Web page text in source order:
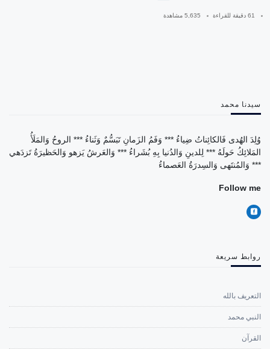
61 دقيقة للقراءة 5,635 مشاهدة
سيدنا محمد
وُلِدَ الهُدى فَالكائِناتُ ضِياءُ *** وَفَمُ الزَمانِ تَبَسُّمٌ وَثَناءُ *** الروحُ وَالمَلَأُ
المَلائِكُ حَولَهُ *** لِلدينِ وَالدُنيا بِهِ بُشَراءُ *** وَالعَرشُ يَزهو وَالحَظيرَةُ تَزدَهي
*** وَالمُنتَهى وَالسِدرَةُ العَصماءُ
Follow me
روابط سريعة
التعريف بالله
النبي محمد
القرآن